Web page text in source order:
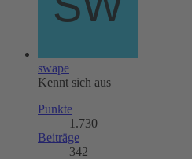
swape
Kennt sich aus
Punkte
1.730
Beiträge
342